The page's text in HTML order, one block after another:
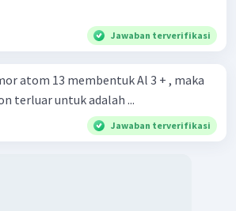
Jawaban terverifikasi
atom 13 membentuk Al 3 + , maka
terluar untuk adalah ...
Jawaban terverifikasi